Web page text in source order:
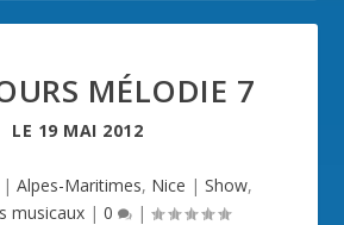
MÉLODIE 7
LE 19 MAI 2012
Alpes-Maritimes, Nice | Show,
musicaux | 0 |